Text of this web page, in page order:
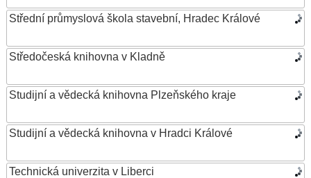
Střední průmyslová škola stavební, Hradec Králové
Středočeská knihovna v Kladně
Studijní a vědecká knihovna Plzeňského kraje
Studijní a vědecká knihovna v Hradci Králové
Technická univerzita v Liberci